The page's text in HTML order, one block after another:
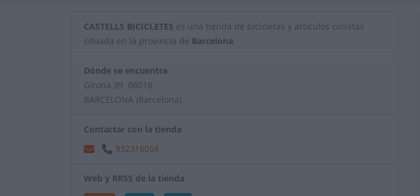
CASTELLS BICICLETES es una tienda de bicicletas y artículos ciclistas
situada en la provincia de Barcelona.
Dónde se encuentra
Girona 39 08018
BARCELONA (Barcelona).
Contactar con la tienda
932316058
Web y RRSS de la tienda